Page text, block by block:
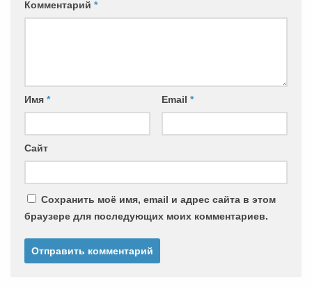
Комментарий *
Имя * Email *
Сайт
Сохранить моё имя, email и адрес сайта в этом
браузере для последующих моих комментариев.